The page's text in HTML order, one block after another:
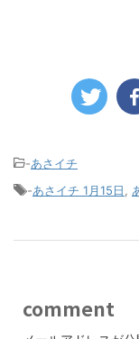
-あさイチ
-あさイチ 1月15日
comment